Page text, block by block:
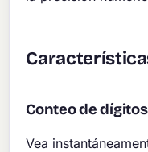
Conteo de dígitos
Vea